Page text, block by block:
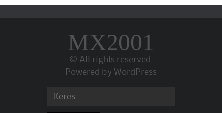
MX2001
© All rights reserved.
Powered by WordPress
Search for: